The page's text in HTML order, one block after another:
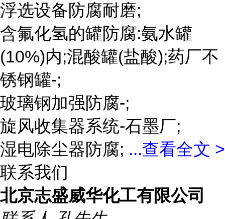
浮选设备防腐耐磨;
含氟化氢的罐防腐:氨水罐
(10%)内;混酸罐(盐酸);药厂不
锈钢罐-;
玻璃钢加强防腐-;
旋风收集器系统-石墨厂;
湿电除尘器防腐; ...查看全文 >
联系我们
北京志盛威华化工有限公司